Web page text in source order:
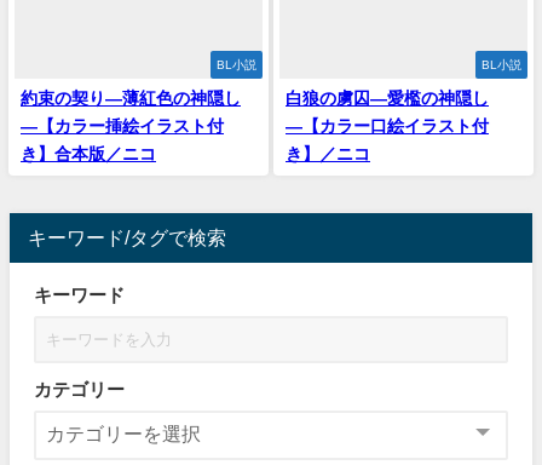
BL小説
約束の契り―薄紅色の神隠し
―【カラー挿絵イラスト付
き】合本版／ニコ
BL小説
‪白狼の虜囚―愛檻の神隠し
―【カラー口絵イラスト付
き】／ニコ
キーワード/タグで検索
キーワード
カテゴリー